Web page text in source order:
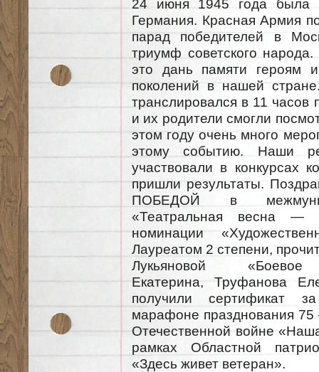
24 июня 1945 года была
Германия. Красная Армия
парад победителей в
триумф советского
это дань памяти героям
поколений в нашей
транслировался в 11
и их родители смогли
этом году очень много
этому событию. Наши
участвовали в
пришли результаты.
ПОБЕДОЙ в
«Театральная весна
номинации
Лауреатом 2 степени,
Лукьяновой «Боевое
Екатерина, Труфанова
получили сертификат
марафоне празднования
Отечественной войне
рамках Областной
«Здесь живет ветеран».